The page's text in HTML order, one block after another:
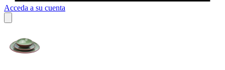
Acceda a su cuenta